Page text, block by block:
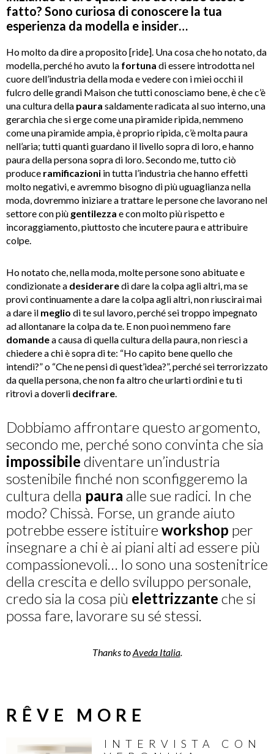
fatto? Sono curiosa di conoscere la tua
esperienza da modella e insider…
Ho molto da dire a proposito [ride]. Una cosa che ho notato, da
modella, perché ho avuto la fortuna di essere introdotta nel
cuore dell’industria della moda e vedere con i miei occhi il
fulcro delle grandi Maison che tutti conosciamo bene, è che c’è
una cultura della paura saldamente radicata al suo interno, una
gerarchia che si erge come una piramide ripida, nemmeno
come una piramide ampia, è proprio ripida, c’è molta paura
nell’aria; tutti quanti guardano il livello sopra di loro, e hanno
paura della persona sopra di loro. Secondo me, tutto ciò
produce ramificazioni in tutta l’industria che hanno effetti
molto negativi, e avremmo bisogno di più uguaglianza nella
moda, dovremmo iniziare a trattare le persone che lavorano nel
settore con più gentilezza e con molto più rispetto e
incoraggiamento, piuttosto che incutere paura e attribuire
colpe.
Ho notato che, nella moda, molte persone sono abituate e
condizionate a desideraredi dare la colpa agli altri, ma se
provi continuamente a dare la colpa agli altri, non riuscirai mai
a dare il meglio di te sul lavoro, perché sei troppo impegnato
ad allontanare la colpa da te. E non puoi nemmeno fare
domandea causa di quella cultura della paura, non riesci a
chiedere a chi è sopra di te: “Ho capito bene quello che
intendi?” o “Che ne pensi di quest’idea?”, perché sei terrorizzato
da quella persona, che non fa altro che urlarti ordini e tu ti
ritrovi a doverli decifrare.
Dobbiamo affrontare questo argomento,
secondo me, perché sono convinta che sia
impossibile diventare un’industria
sostenibile finché non sconfiggeremo la
cultura della paura alle sue radici. In che
modo? Chissà. Forse, un grande aiuto
potrebbe essere istituire workshop per
insegnare a chi è ai piani alti ad essere più
compassionevoli… Io sono una sostenitrice
della crescita e dello sviluppo personale,
credo sia la cosa più elettrizzante che si
possa fare, lavorare su sé stessi.
Thanks toAveda Italia.
RÊVE MORE
INTERVISTA CON